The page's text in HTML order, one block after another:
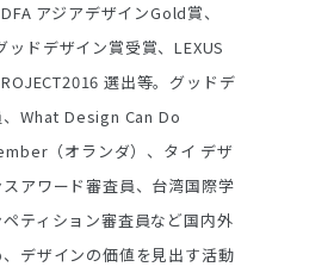
ナーと考えてみませんか？
りだけでなく、モノづく
ュニケーションの取り方
どを通して、もともと行い
ちの芯の思いが見えてくる
アジアデザインGold賞、
ッドデザイン賞受賞、LEXUS
選出等。グッドデ
What Design Can Do
（オランダ）、タイ デザ
アワード審査員、台湾国際学
ティション審査員など国内外
デザインの価値を見出す活動